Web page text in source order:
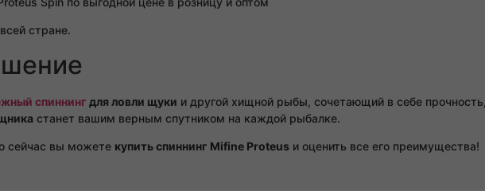
стране.
спиннинг для ловли щуки и другой хищной рыбы, сочетающий в себе
станет вашим верным спутником на каждой рыбалке.
сейчас вы можете купить спиннинг Mifine Proteusи оценить все его преимущества!